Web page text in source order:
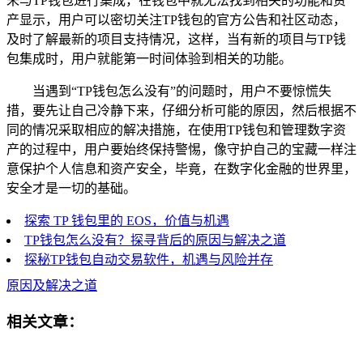
产显示，用户可以密切关注TP钱包的官方公告和社区动态，
及时了解最新的项目支持情况，这样，当有新的项目与TP钱
包集成时，用户就能第一时间体验到相关的功能。
当遇到“TP钱包怎么没有”的问题时，用户不要惊慌失
措，要先让自己冷静下来，仔细分析可能的原因，然后根据不
同的情况采取相应的解决措施，在使用TP钱包和管理数字资
产的过程中，用户要始终保持警惕，像守护自己的宝藏一样注
意保护个人信息和资产安全，毕竟，在数字化金融的世界里，
安全才是一切的基础。
探索 TP 钱包里的 EOS，价值与机遇
TP钱包怎么没有？探寻背后的原因与解决之道
探秘TP钱包自动交易软件，机遇与风险并存
原因及解决之道
相关文章：